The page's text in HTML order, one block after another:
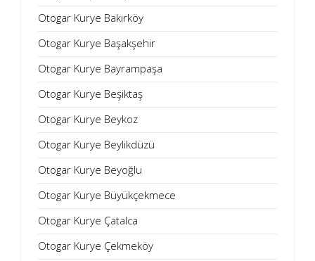
Otogar Kurye Bakırköy
Otogar Kurye Başakşehir
Otogar Kurye Bayrampaşa
Otogar Kurye Beşiktaş
Otogar Kurye Beykoz
Otogar Kurye Beylikdüzü
Otogar Kurye Beyoğlu
Otogar Kurye Büyükçekmece
Otogar Kurye Çatalca
Otogar Kurye Çekmeköy